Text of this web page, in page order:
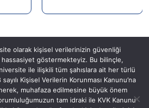
olarak kişisel verilerinizin güvenliği
hassasiyet göstermekteyiz. Bu bilinçle,
ile ilişkili tüm şahıslara ait her türlü
Kişisel Verilerin Korunması Kanunu’na
muhafaza edilmesine büyük önem
tam idraki ile KVK Kanunu